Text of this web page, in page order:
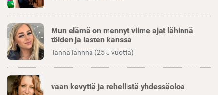
Mun elämä on mennyt viime ajat lähinnä
töiden ja lasten kanssa
TannaTannna (25 J vuotta)
vaan kevyttä ja rehellistä yhdessäoloa